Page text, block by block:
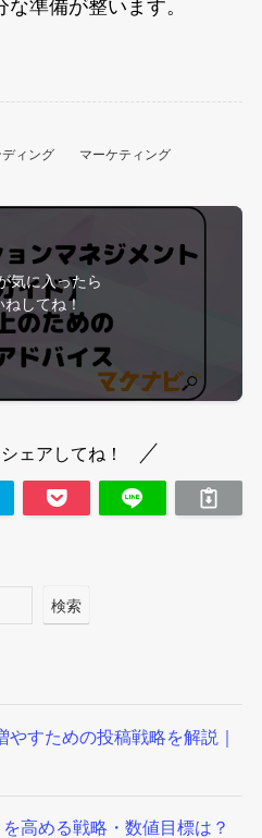
準備が整います。
ィング マーケティング
気に入ったら
してね！
ェアしてね！
検索
すための投稿戦略を解説｜
高める戦略・数値目標は？